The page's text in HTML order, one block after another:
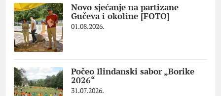
Novo sjećanje na partizane
Gučeva i okoline [FOTO]
01.08.2026.
Počeo Ilindanski sabor „Borike
2026“
31.07.2026.